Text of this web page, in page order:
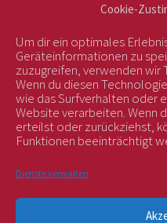
Cookie-
Um dir ein optimales
Geräteinformationen zu
zuzugreifen, verwenden wir
Wenn du diesen
wie das Surfverhalten oder
Website verarbeiten. Wenn
erteilst oder zurückziehst,
Funktionen beeinträchtigt
Dienste verwalten
Vertrag widerrufen
kontrolliert durch: